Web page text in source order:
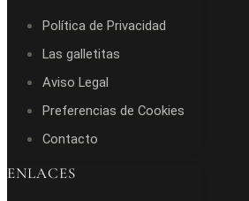
Política de Privacidad
Las galletitas
Aviso Legal
Preferencias de Cookies
Contacto
ENLACES